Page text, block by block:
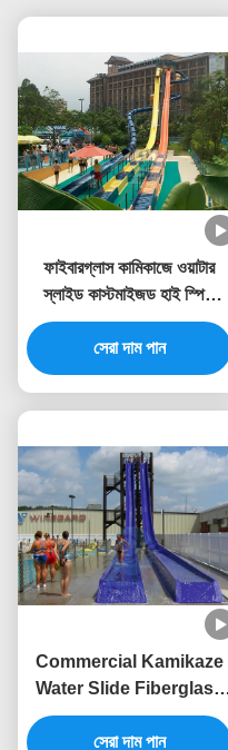
ফাইবারগ্লাস কামিকাজে ওয়াটার
স্লাইড কাস্টমাইজড হাই স্পিড
ওয়াটার স্লাইড 12 মিটার উচ্চতা
সেরা দাম পান
Commercial Kamikaze
Water Slide Fiberglass
10m Height For Adult
সেরা দাম পান